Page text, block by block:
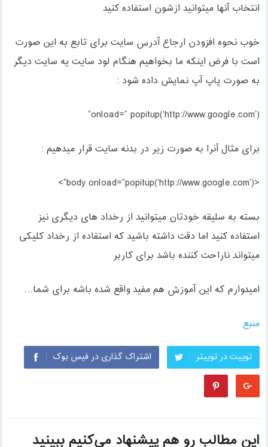
انتخاب آنها میتوانید ازشون استفاده کنید
خوب نحوه افزودن ارجاع آدرس سایت برای تابع به این صورت
است با فرض اینکه ما بخواهیم هنگام لود سایت یه سایت دیگر
به صورت پاپ آپ نمایش داده شود :
onload=” popitup(‘http://www.google.com’)”
برای مثال آنرا به صورت زیر در بدنه سایت قرار میدهیم :
<body onload=”popitup(‘http://www.google.com’)”>
بسته به سلیقه خودتان میتوانید از رخداد های دیگری نیز
استفاده کنید اما دقت داشته باشید که استفاده از رخداد کلیکی
میتواند ناراحت کننده باشد برای کاربر
امیدوارم که این آموزش هم مفید واقع شده باشه برای شما…
منبع
توییت در توییتر اشتراک گذاری در فیس بوک
این مطالب رو هم پیشنهاد می‌کنیم ببینید